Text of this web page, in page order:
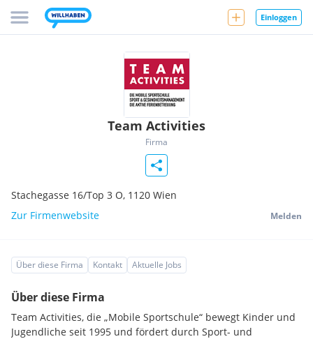
Einloggen
Team Activities
Firma
Stachegasse 16/Top 3 O, 1120 Wien
Zur Firmenwebsite
Melden
Über diese Firma Kontakt Aktuelle Jobs
Über diese Firma
Team Activities, die „Mobile Sportschule“ bewegt Kinder und
Jugendliche seit 1995 und fördert durch Sport- und